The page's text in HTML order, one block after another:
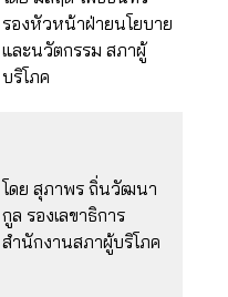
รองหัวหน้าฝ่ายนโยบาย
และนวัตกรรม สภาผู้
บริโภค
โดย สุภาพร ถิ่นวัฒนา
กูล รองเลขาธิการ
สำนักงานสภาผู้บริโภค